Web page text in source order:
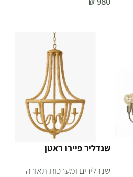
שנדליר פיירו ראטן
שנדלירים ומערכות תאורה